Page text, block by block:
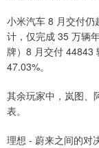
小米汽车 8 月交付
计，仅完成 35 万辆
牌）8 月交付 44843
47.03%。
其余玩家中，岚图、
表。
理想 - 蔚来之间的对